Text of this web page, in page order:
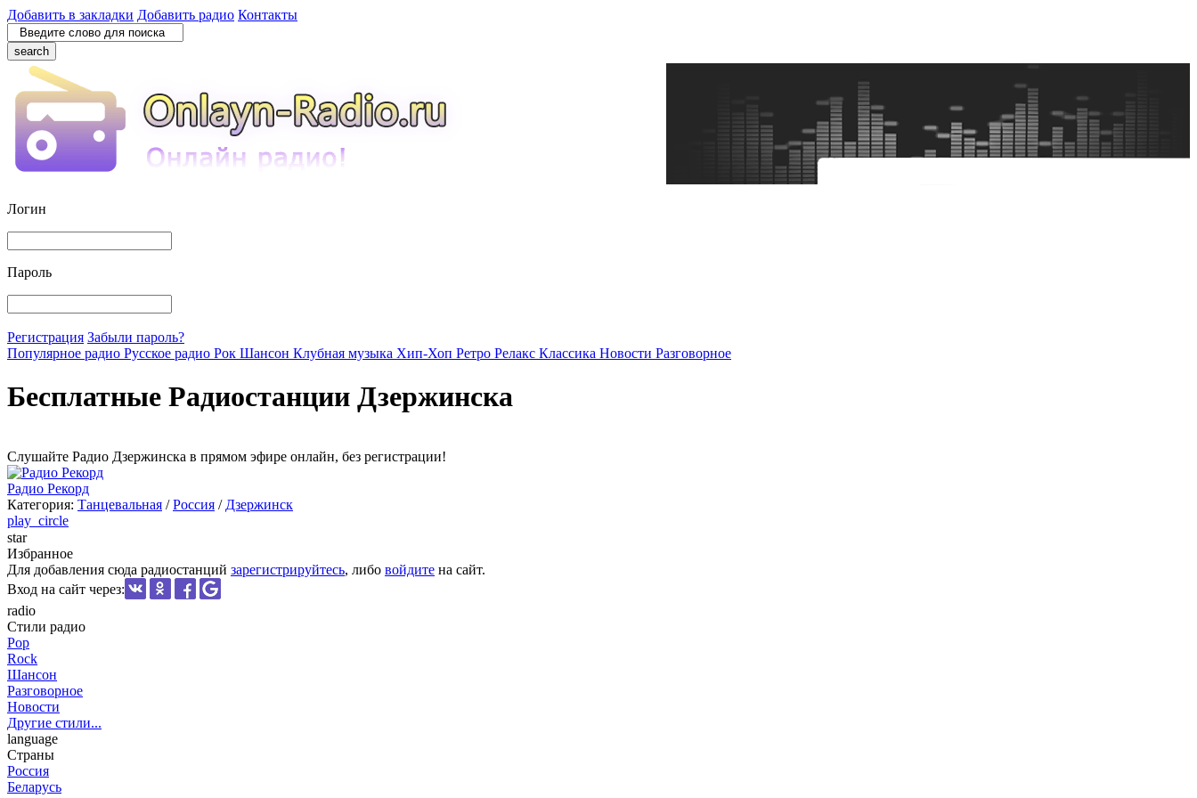
Добавить в закладки Добавить радио Контакты
search
Логин
Пароль
Регистрация Забыли пароль?
Популярное радио Русское радио Рок Шансон Клубная музыка Хип-Хоп Ретро Релакс Классика Новости Разговорное
Бесплатные Радиостанции Дзержинска
Cлушайте Радио Дзержинска в прямом эфире онлайн, без регистрации!
Радио Рекорд
Категория: Танцевальная /Россия / Дзержинск
play_circle
star
Избранное
Для добавления сюда радиостанций зарегистрируйтесь, либо войдите на сайт.
Вход на сайт через:
radio
Стили радио
Pop
Rock
Шансон
Разговорное
Новости
Другие стили...
language
Страны
Россия
Беларусь